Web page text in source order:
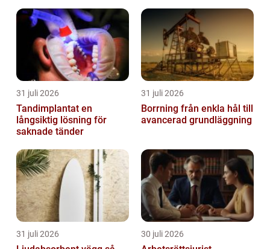
31 juli 2026
Tandimplantat en
långsiktig lösning för
saknade tänder
31 juli 2026
Borrning från enkla hål till
avancerad grundläggning
31 juli 2026 30 juli 2026